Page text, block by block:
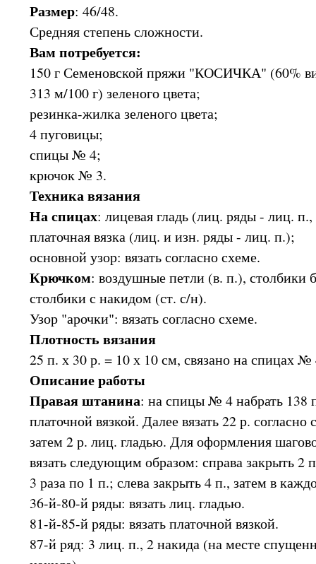
Размер: 46/48.
Средняя степень сложности.
Вам потребуется:
150 г Семеновской пряжи "КОСИЧКА" (60%
313 м/100 г) зеленого цвета;
резинка-жилка зеленого цвета;
4 пуговицы;
спицы № 4;
крючок № 3.
Техника вязания
На спицах: лицевая гладь (лиц. ряды - лиц.
платочная вязка (лиц. и изн. ряды - лиц. п.);
основной узор: вязать согласно схеме.
Крючком: воздушные петли (в. п.), столбики
столбики с накидом (ст. с/н).
Узор "арочки": вязать согласно схеме.
Плотность вязания
25 п. х 30 р. = 10 х 10 см, связано на спицах
Описание работы
Правая штанина: на спицы № 4 набрать 138
платочной вязкой. Далее вязать 22 р. согласно
затем 2 р. лиц. гладью. Для оформления
вязать следующим образом: справа закрыть 2
3 раза по 1 п.; слева закрыть 4 п., затем в
36-й-80-й ряды: вязать лиц. гладью.
81-й-85-й ряды: вязать платочной вязкой.
87-й ряд: 3 лиц. п., 2 накида (на месте